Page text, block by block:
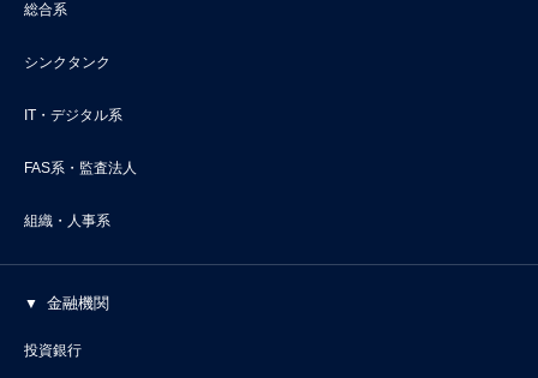
総合系
シンクタンク
IT・デジタル系
FAS系・監査法人
組織・人事系
金融機関
投資銀行